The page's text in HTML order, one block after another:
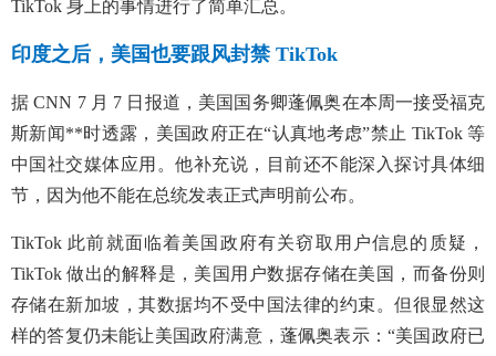
TikTok 身上的事情进行了简单汇总。
印度之后，美国也要跟风封禁 TikTok
据 CNN 7 月 7 日报道，美国国务卿蓬佩奥在本周一接受福克
斯新闻**时透露，美国政府正在“认真地考虑”禁止 TikTok 等
中国社交媒体应用。他补充说，目前还不能深入探讨具体细
节，因为他不能在总统发表正式声明前公布。
TikTok 此前就面临着美国政府有关窃取用户信息的质疑，
TikTok 做出的解释是，美国用户数据存储在美国，而备份则
存储在新加坡，其数据均不受中国法律的约束。但很显然这
样的答复仍未能让美国政府满意，蓬佩奥表示：“美国政府已